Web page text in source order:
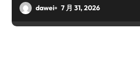
dawei 7 月 31, 2026